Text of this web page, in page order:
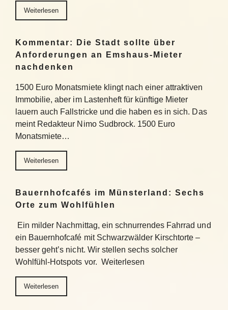
Weiterlesen
Kommentar: Die Stadt sollte über
Anforderungen an Emshaus-Mieter
nachdenken
1500 Euro Monatsmiete klingt nach einer attraktiven
Immobilie, aber im Lastenheft für künftige Mieter
lauern auch Fallstricke und die haben es in sich. Das
meint Redakteur Nimo Sudbrock. 1500 Euro
Monatsmiete…
Weiterlesen
Bauernhofcafés im Münsterland: Sechs
Orte zum Wohlfühlen
Ein milder Nachmittag, ein schnurrendes Fahrrad und
ein Bauernhofcafé mit Schwarzwälder Kirschtorte –
besser geht’s nicht. Wir stellen sechs solcher
Wohlfühl-Hotspots vor. Weiterlesen
Weiterlesen